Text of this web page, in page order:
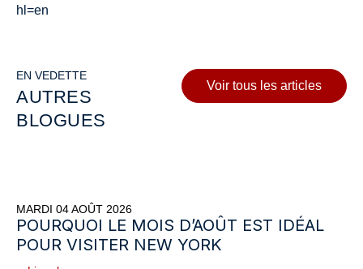
hl=en
EN VEDETTE
AUTRES
BLOGUES
Voir tous les articles
MARDI 04 AOÛT 2026
POURQUOI LE MOIS D’AOÛT EST IDÉAL
POUR VISITER NEW YORK